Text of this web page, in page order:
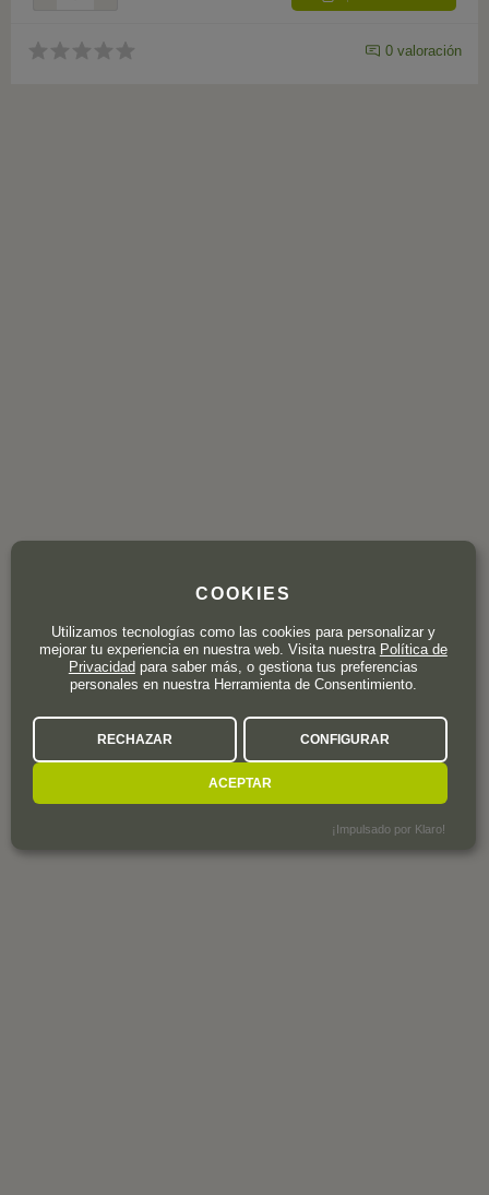
0 valoración
COOKIES
Utilizamos tecnologías como las cookies para personalizar y
mejorar tu experiencia en nuestra web. Visita nuestra Política de
Privacidadpara saber más, o gestiona tus preferencias
personales en nuestra Herramienta de Consentimiento.
RECHAZAR CONFIGURAR
ACEPTAR
¡Impulsado por Klaro!